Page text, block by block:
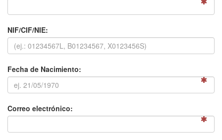
NIF/CIF/NIE:
Fecha de Nacimiento:
Correo electrónico: